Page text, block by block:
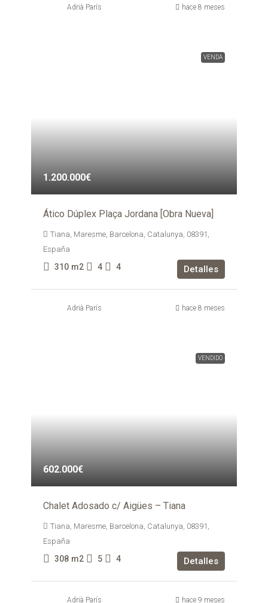
Adrià París hace 8 meses
VENDA
1.200.000€
Ático Dúplex Plaça Jordana [Obra Nueva]
Tiana, Maresme, Barcelona, Catalunya, 08391,
España
310 m2 4 4 Detalles
Adrià París hace 8 meses
VENDIDO
602.000€
Chalet Adosado c/ Aigües – Tiana
Tiana, Maresme, Barcelona, Catalunya, 08391,
España
308 m2 5 4 Detalles
Adrià París hace 9 meses